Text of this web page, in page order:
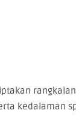
kedalaman